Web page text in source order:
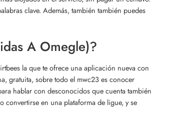
clave. Además, también también puedes
A Omegle)?
la que te ofrece una aplicación nueva con
gratuita, sobre todo el mwc23 es conocer
hablar con desconocidos que cuenta también
convertirse en una plataforma de ligue, y se